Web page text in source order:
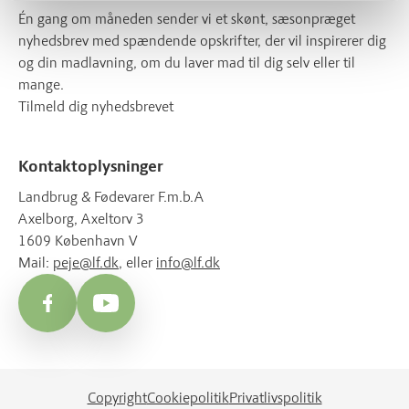
Én gang om måneden sender vi et skønt, sæsonpræget
nyhedsbrev med spændende opskrifter, der vil inspirerer dig
og din madlavning, om du laver mad til dig selv eller til
mange.
Tilmeld dig nyhedsbrevet
Kontaktoplysninger
Landbrug & Fødevarer F.m.b.A
Axelborg, Axeltorv 3
1609 København V
Mail: peje@lf.dk, eller info@lf.dk
FacebookYouTube
CopyrightCookiepolitikPrivatlivspolitik